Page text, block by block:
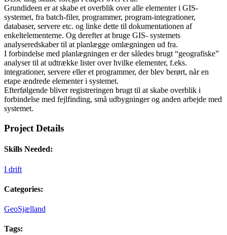
Grundideen er at skabe et overblik over alle elementer i GIS-
systemet, fra batch-filer, programmer, program-integrationer,
databaser, servere etc. og linke dette til dokumentationen af
enkeltelementerne. Og derefter at bruge GIS- systemets
analyseredskaber til at planlægge omlægningen ud fra.
I forbindelse med planlægningen er der således brugt “geografiske”
analyser til at udtrække lister over hvilke elementer, f.eks.
integrationer, servere eller et programmer, der blev berørt, når en
etape ændrede elementer i systemet.
Efterfølgende bliver registreringen brugt til at skabe overblik i
forbindelse med fejlfinding, små udbygninger og anden arbejde med
systemet.
Project Details
Skills Needed:
I drift
Categories:
GeoSjælland
Tags: